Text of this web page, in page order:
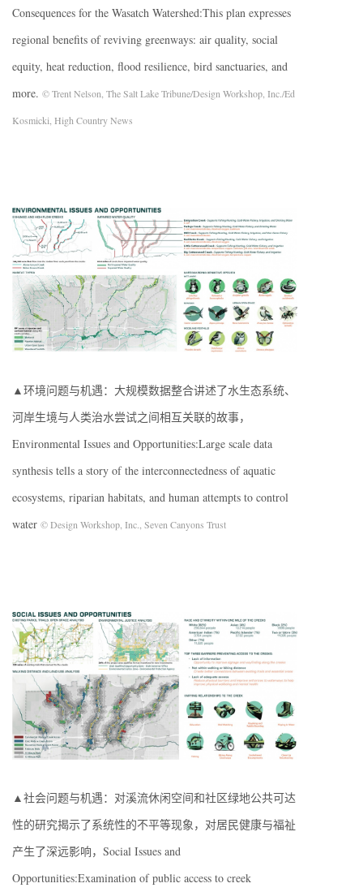
Consequences for the Wasatch Watershed:This plan expresses
regional benefits of reviving greenways: air quality, social
equity, heat reduction, flood resilience, bird sanctuaries, and
more. © Trent Nelson, The Salt Lake Tribune/Design Workshop, Inc./Ed
Kosmicki, High Country News
▲环境问题与机遇：大规模数据整合讲述了水生态系统、
河岸生境与人类治水尝试之间相互关联的故事，
Environmental Issues and Opportunities:Large scale data
synthesis tells a story of the interconnectedness of aquatic
ecosystems, riparian habitats, and human attempts to control
water © Design Workshop, Inc., Seven Canyons Trust
▲社会问题与机遇：对溪流休闲空间和社区绿地公共可达
性的研究揭示了系统性的不平等现象，对居民健康与福祉
产生了深远影响，Social Issues and
Opportunities:Examination of public access to creek